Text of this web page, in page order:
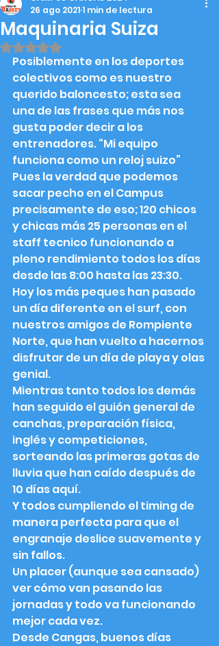
Maquinaria Suiza
26 ago 20211 min de lectura
Obtuvo NaN de 5 estrellas.
Posiblemente en los deportes
colectivos como es nuestro
querido baloncesto; esta sea
una de las frases que más nos
gusta poder decir a los
entrenadores. “Mi equipo
funciona como un reloj suizo”
Pues la verdad que podemos
sacar pecho en el Campus
precisamente de eso; 120 chicos
y chicas más 25 personas en el
staff tecnico funcionando a
pleno rendimiento todos los días
desde las 8:00 hasta las 23:30.
Hoy los más peques han pasado
un día diferente en el surf, con
nuestros amigos de Rompiente
Norte, que han vuelto a hacernos
disfrutar de un día de playa y olas
genial.
Mientras tanto todos los demás
han seguido el guión general de
canchas, preparación física,
inglés y competiciones,
sorteando las primeras gotas de
lluvia que han caído después de
10 días aquí.
Y todos cumpliendo el timing de
manera perfecta para que el
engranaje deslice suavemente y
sin fallos.
Un placer (aunque sea cansado)
ver cómo van pasando las
jornadas y todo va funcionando
mejor cada vez.
Desde Cangas, buenos días